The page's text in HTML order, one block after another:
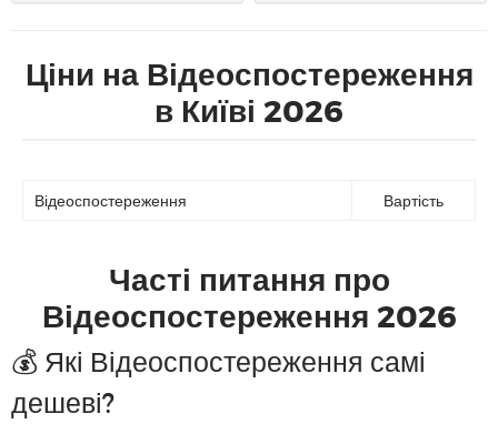
Ціни на Відеоспостереження
в Київі 2026
Відеоспостереження Вартість
Часті питання про
Відеоспостереження 2026
💰 Які Відеоспостереження самі
дешеві?